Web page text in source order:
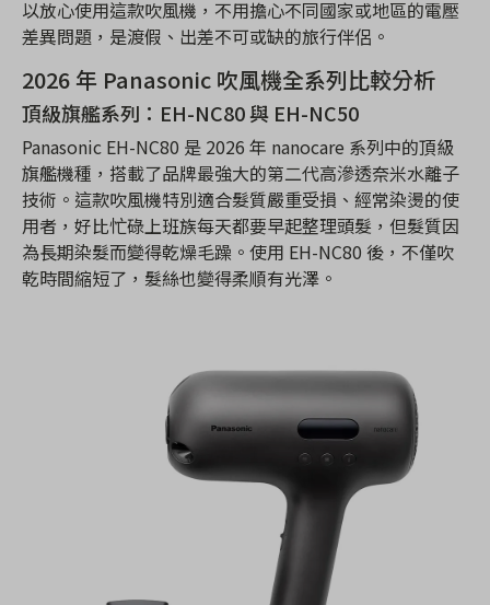
以放心使用這款吹風機，不用擔心不同國家或地區的電壓
差異問題，是渡假、出差不可或缺的旅行伴侶。
2026 年 Panasonic 吹風機全系列比較分析
頂級旗艦系列：EH-NC80 與 EH-NC50
Panasonic EH-NC80 是 2026 年 nanocare 系列中的頂級
旗艦機種，搭載了品牌最強大的第二代高滲透奈米水離子
技術。這款吹風機特別適合髮質嚴重受損、經常染燙的使
用者，好比忙碌上班族每天都要早起整理頭髮，但髮質因
為長期染髮而變得乾燥毛躁。使用 EH-NC80 後，不僅吹
乾時間縮短了，髮絲也變得柔順有光澤。